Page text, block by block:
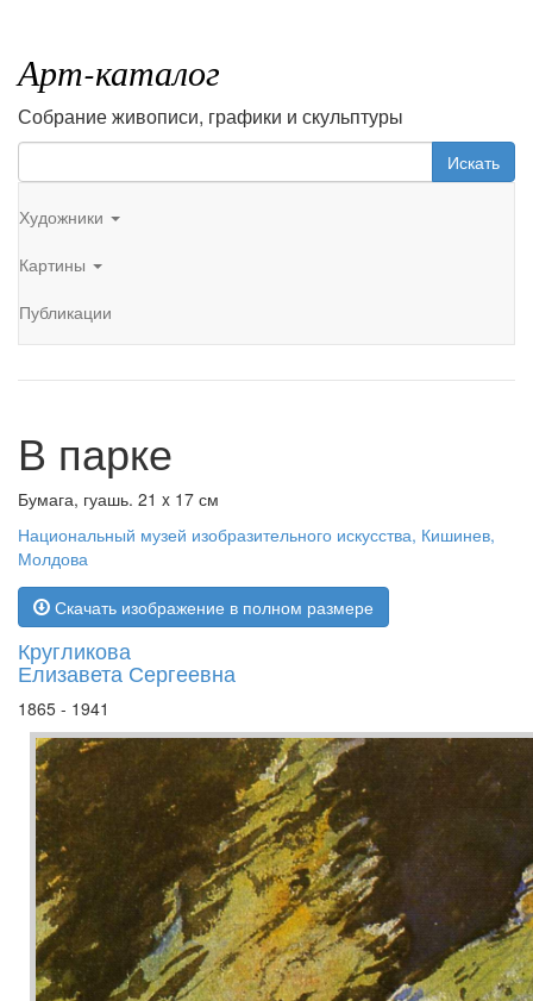
Арт-каталог
Собрание живописи, графики и скульптуры
Искать
Художники
Картины
Публикации
В парке
Бумага, гуашь. 21 x 17 см
Национальный музей изобразительного искусства, Кишинев,
Молдова
Скачать изображение в полном размере
Кругликова
Елизавета Сергеевна
1865 - 1941